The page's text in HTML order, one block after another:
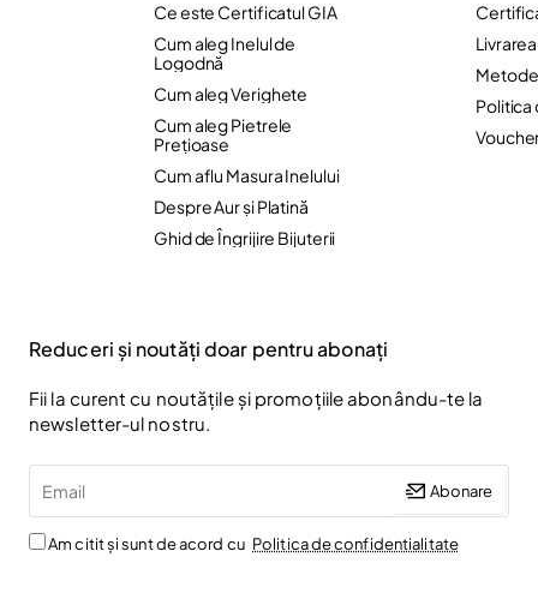
Ce este Certificatul GIA
Cum aleg Inelul de
Logodnă
Cum aleg Verighete
Cum aleg Pietrele
Preţioase
Cum aflu Masura Inelului
Despre Aur și Platină
Ghid de Îngrijire Bijuterii
Politica
Reduceri și noutăți doar pentru abonați
Fii la curent cu noutățile și promoțiile abonându-te la
newsletter-ul nostru.
Abonare
Am citit și sunt de acord cu Politica de confidentialitate